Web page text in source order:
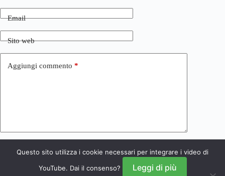
Email
Sito web
Aggiungi commento *
Invia commento
Questo sito utilizza i cookie necessari per integrare i video di
YouTube. Dai il consenso?
Leggi di più